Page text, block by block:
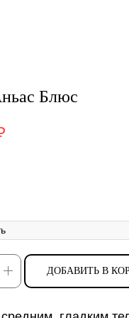
Блюс
ДОБАВИТЬ В